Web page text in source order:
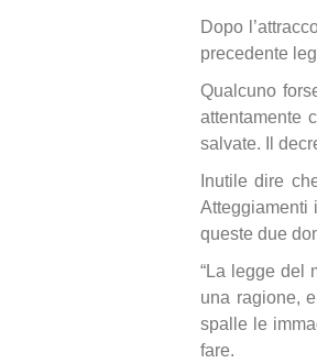
Dopo
precedente
Qualcuno
attentamente
salvate. Il
Inutile dire
Atteggiamenti
queste due
“La legge del
una ragione,
spalle le
fare.